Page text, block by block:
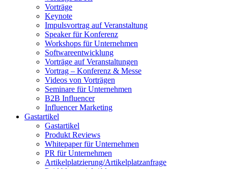
Vorträge
Keynote
Impulsvortrag auf Veranstaltung
Speaker für Konferenz
Workshops für Unternehmen
Softwareentwicklung
Vorträge auf Veranstaltungen
Vortrag – Konferenz & Messe
Videos von Vorträgen
Seminare für Unternehmen
B2B Influencer
Influencer Marketing
Gastartikel
Gastartikel
Produkt Reviews
Whitepaper für Unternehmen
PR für Unternehmen
Artikelplatzierung/Artikelplatzanfrage